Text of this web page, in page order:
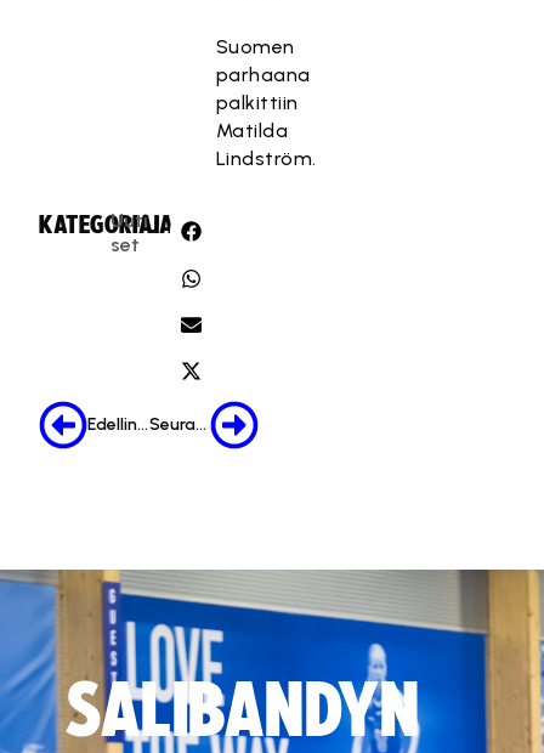
Suomen
parhaana
palkittiin
Matilda
Lindström.
KATEGORIA:
Uuti
set
JAA:
Edellinen Seuraava
SALIBANDYN